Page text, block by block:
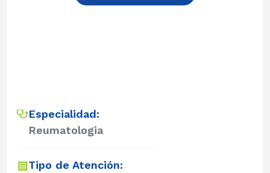
Especialidad:
Reumatologia
Tipo de Atención: